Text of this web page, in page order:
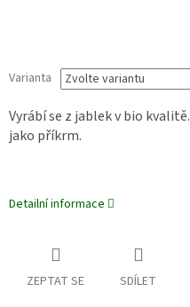
Varianta
Vyrábí se z jablek v bio kvalitě.
jako příkrm.
Detailní informace
ZEPTAT SE SDÍLET